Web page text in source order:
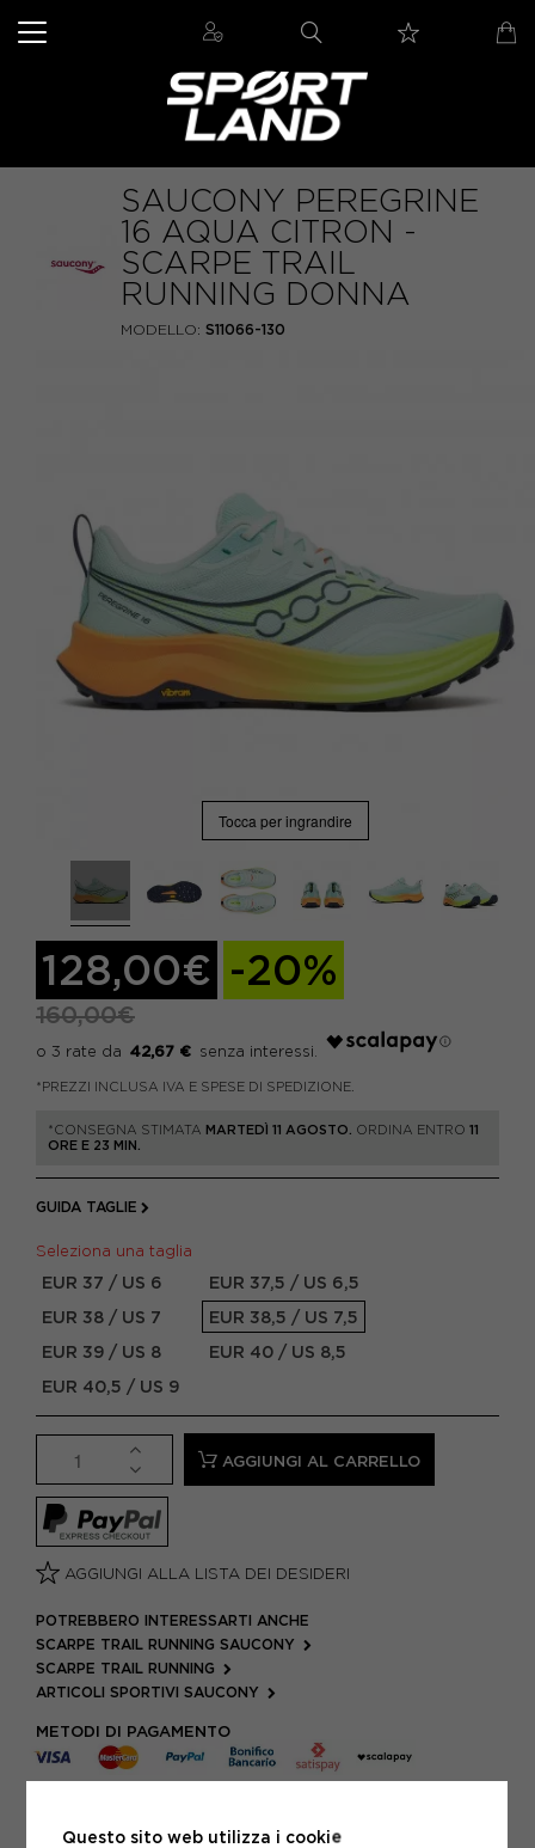
SAUCONY PEREGRINE
16 AQUA CITRON -
SCARPE TRAIL
RUNNING DONNA
MODELLO: S11066-130
Tocca per ingrandire
128,00€ -20%
160,00€
42,67 €
*PREZZI INCLUSA IVA E SPESE DI SPEDIZIONE.
*CONSEGNA STIMATA MARTEDÌ 11 AGOSTO. ORDINA ENTRO 11
ORE E 23 MIN.
GUIDA TAGLIE
Seleziona una taglia
EUR 37 / US 6
EUR 37,5 / US 6,5
EUR 38 / US 7
EUR 38,5 / US 7,5
EUR 39 / US 8
EUR 40 / US 8,5
EUR 40,5 / US 9
AGGIUNGI AL CARRELLO
AGGIUNGI ALLA LISTA DEI DESIDERI
POTREBBERO INTERESSARTI ANCHE
SCARPE TRAIL RUNNING SAUCONY
SCARPE TRAIL RUNNING
ARTICOLI SPORTIVI SAUCONY
METODI DI PAGAMENTO
SCHEDA TECNICA
Questo sito web utilizza i cookie